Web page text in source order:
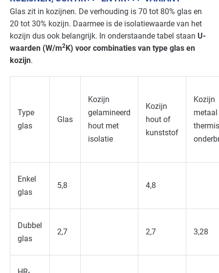
Glas zit in kozijnen. De verhouding is 70 tot 80% glas en
20 tot 30% kozijn. Daarmee is de isolatiewaarde van het
kozijn dus ook belangrijk. In onderstaande tabel staan U-
waarden (W/m2 K) voor combinaties van type glas en
kozijn.
Type
glas
Glas
Kozijn
gelamineerd
hout met
isolatie
Kozijn
hout of
kunststof
Kozijn
Enkel
glas
5,8 4,8
Dubbel
glas
2,7 2,7 3,28